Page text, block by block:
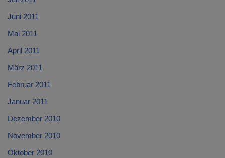
Juni 2011
Mai 2011
April 2011
März 2011
Februar 2011
Januar 2011
Dezember 2010
November 2010
Oktober 2010